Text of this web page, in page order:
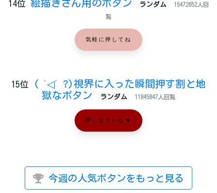
14位 絵描きさん用のボタン ランダム 15472652人回
覧
気軽に押してね
15位
( ˙◁˙ ?)視界に入った瞬間押す割と地
獄なボタン
ランダム 11845847人回覧
押しなさいな★
今週の人気ボタンをもっと見る